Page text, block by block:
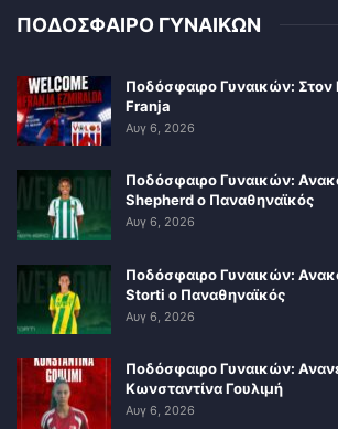
ΠΟΔΟΣΦΑΙΡΟ ΓΥΝΑΙΚΩΝ
Ποδόσφαιρο Γυναικών: Στον
Franja
Αυγ 6, 2026
Ποδόσφαιρο Γυναικών:
Shepherd ο Παναθηναϊκός
Αυγ 6, 2026
Ποδόσφαιρο Γυναικών:
Storti ο Παναθηναϊκός
Αυγ 6, 2026
Ποδόσφαιρο Γυναικών:
Κωνσταντίνα Γουλιμή
Αυγ 6, 2026